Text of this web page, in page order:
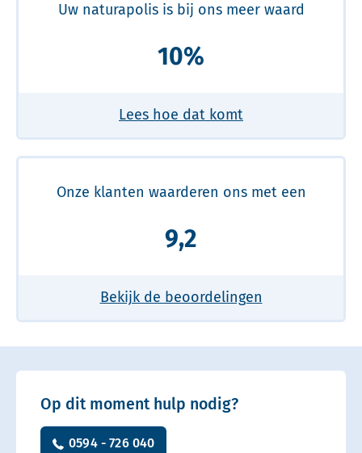
Uw naturapolis is bij ons meer waard
10%
Lees hoe dat komt
Onze klanten waarderen ons met een
9,2
Bekijk de beoordelingen
Op dit moment hulp nodig?
0594 - 726 040